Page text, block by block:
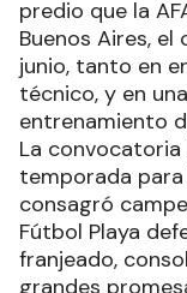
predio que la
Buenos Aires,
junio, tanto en
técnico, y en
entrenamiento
La
temporada
consagró
Fútbol Playa
franjeado,
grandes